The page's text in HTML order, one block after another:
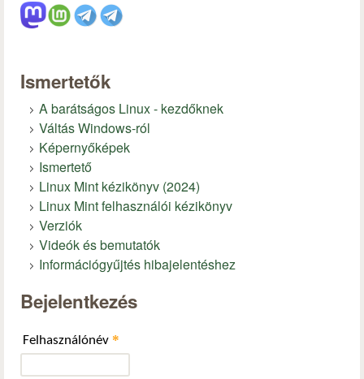
Ismertetők
A barátságos Linux - kezdőknek
Váltás Windows-ról
Képernyőképek
Ismertető
Linux Mint kézikönyv (2024)
Linux Mint felhasználói kézikönyv
Verziók
Videók és bemutatók
Információgyűjtés hibajelentéshez
Bejelentkezés
Felhasználónév *